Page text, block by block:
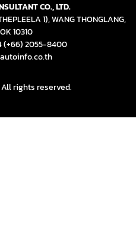
CO., LTD.
1), WANG THONGLANG,
10310
(+66) 2055-8400
rights reserved.